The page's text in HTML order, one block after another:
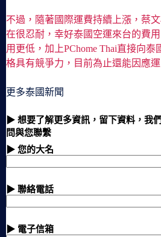
不過，隨著國際運費持續上漲，蔡
在很忍耐，幸好泰國空運來台的費
用更低，加上PChome Thai直接向
格具有競爭力，目前為止還能因應
更多泰國新聞
▶ 想要了解更多資訊，留下資料，我
問與您聯繫
▶ 您的大名
▶ 聯絡電話
▶ 電子信箱